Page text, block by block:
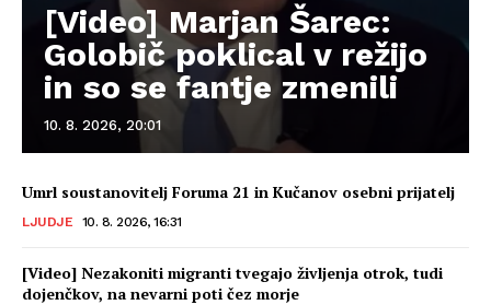
[Video] Marjan Šarec:
Golobič poklical v režijo
in so se fantje zmenili
10. 8. 2026, 20:01
Umrl soustanovitelj Foruma 21 in Kučanov osebni prijatelj
LJUDJE 10. 8. 2026, 16:31
[Video] Nezakoniti migranti tvegajo življenja otrok, tudi
dojenčkov, na nevarni poti čez morje